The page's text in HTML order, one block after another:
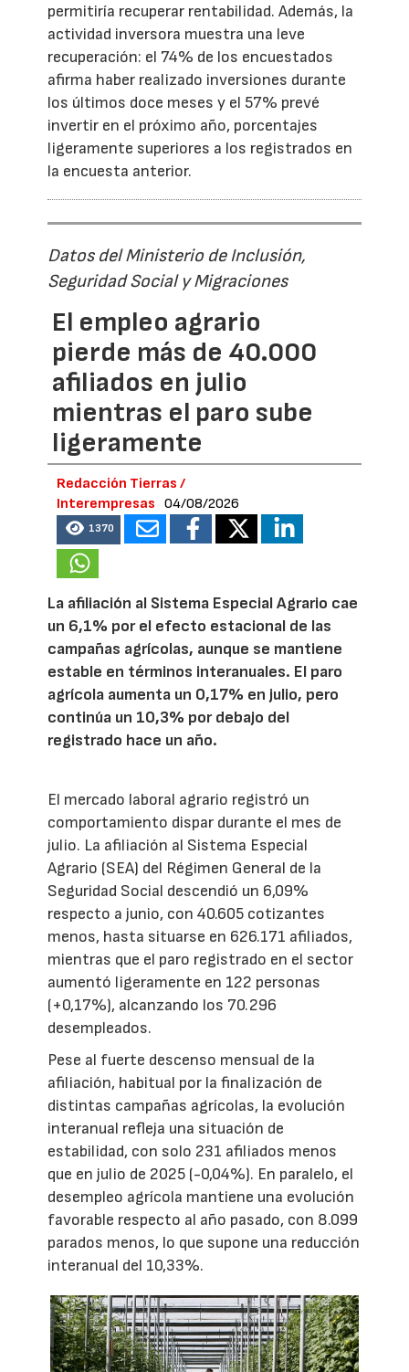
permitiría recuperar rentabilidad. Además, la
actividad inversora muestra una leve
recuperación: el 74% de los encuestados
afirma haber realizado inversiones durante
los últimos doce meses y el 57% prevé
invertir en el próximo año, porcentajes
ligeramente superiores a los registrados en
la encuesta anterior.
Datos del Ministerio de Inclusión,
Seguridad Social y Migraciones
El empleo agrario
pierde más de 40.000
afiliados en julio
mientras el paro sube
ligeramente
Redacción Tierras /
Interempresas
04/08/2026
1370
La afiliación al Sistema Especial Agrario cae
un 6,1% por el efecto estacional de las
campañas agrícolas, aunque se mantiene
estable en términos interanuales. El paro
agrícola aumenta un 0,17% en julio, pero
continúa un 10,3% por debajo del
registrado hace un año.
El mercado laboral agrario registró un
comportamiento dispar durante el mes de
julio. La afiliación al Sistema Especial
Agrario (SEA) del Régimen General de la
Seguridad Social descendió un 6,09%
respecto a junio, con 40.605 cotizantes
menos, hasta situarse en 626.171 afiliados,
mientras que el paro registrado en el sector
aumentó ligeramente en 122 personas
(+0,17%), alcanzando los 70.296
desempleados.
Pese al fuerte descenso mensual de la
afiliación, habitual por la finalización de
distintas campañas agrícolas, la evolución
interanual refleja una situación de
estabilidad, con solo 231 afiliados menos
que en julio de 2025 (-0,04%). En paralelo, el
desempleo agrícola mantiene una evolución
favorable respecto al año pasado, con 8.099
parados menos, lo que supone una reducción
interanual del 10,33%.